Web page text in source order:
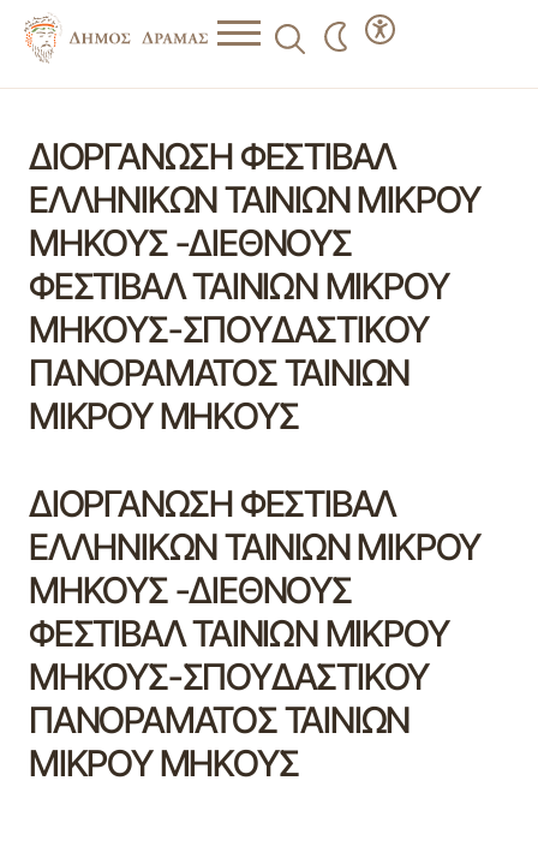
ΔΙΟΡΓΑΝΩΣΗ ΦΕΣΤΙΒΑΛ
ΕΛΛΗΝΙΚΩΝ ΤΑΙΝΙΩΝ ΜΙΚΡΟΥ
ΜΗΚΟΥΣ -ΔΙΕΘΝΟΥΣ
ΦΕΣΤΙΒΑΛ ΤΑΙΝΙΩΝ ΜΙΚΡΟΥ
ΜΗΚΟΥΣ-ΣΠΟΥΔΑΣΤΙΚΟΥ
ΠΑΝΟΡΑΜΑΤΟΣ ΤΑΙΝΙΩΝ
ΜΙΚΡΟΥ ΜΗΚΟΥΣ
ΔΙΟΡΓΑΝΩΣΗ ΦΕΣΤΙΒΑΛ
ΕΛΛΗΝΙΚΩΝ ΤΑΙΝΙΩΝ ΜΙΚΡΟΥ
ΜΗΚΟΥΣ -ΔΙΕΘΝΟΥΣ
ΦΕΣΤΙΒΑΛ ΤΑΙΝΙΩΝ ΜΙΚΡΟΥ
ΜΗΚΟΥΣ-ΣΠΟΥΔΑΣΤΙΚΟΥ
ΠΑΝΟΡΑΜΑΤΟΣ ΤΑΙΝΙΩΝ
ΜΙΚΡΟΥ ΜΗΚΟΥΣ